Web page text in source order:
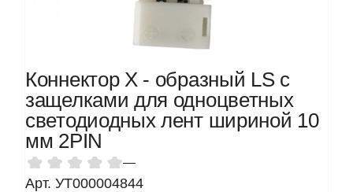
Коннектор Х - образный LS с
защелками для одноцветных
светодиодных лент шириной 10
мм 2PIN
—
Арт. УТ000004844